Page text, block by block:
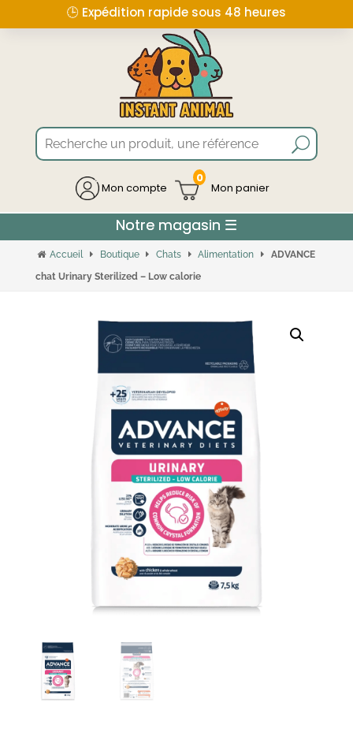
🕒 Expédition rapide sous 48 heures
Mon compte
0
Accueil Boutique Chats Alimentation
ADVANCE
chat Urinary Sterilized – Low calorie